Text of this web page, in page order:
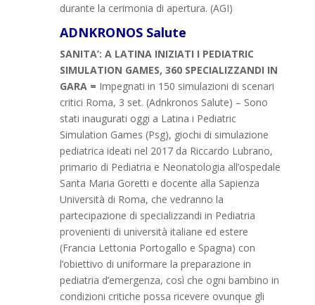
durante la cerimonia di apertura. (AGI)
ADNKRONOS Salute
SANITA’: A LATINA INIZIATI I PEDIATRIC
SIMULATION GAMES, 360 SPECIALIZZANDI IN
GARA = Impegnati in 150 simulazioni di scenari
critici Roma, 3 set. (Adnkronos Salute) – Sono
stati inaugurati oggi a Latina i Pediatric
Simulation Games (Psg), giochi di simulazione
pediatrica ideati nel 2017 da Riccardo Lubrano,
primario di Pediatria e Neonatologia all’ospedale
Santa Maria Goretti e docente alla Sapienza
Università di Roma, che vedranno la
partecipazione di specializzandi in Pediatria
provenienti di università italiane ed estere
(Francia Lettonia Portogallo e Spagna) con
l’obiettivo di uniformare la preparazione in
pediatria d’emergenza, così che ogni bambino in
condizioni critiche possa ricevere ovunque gli